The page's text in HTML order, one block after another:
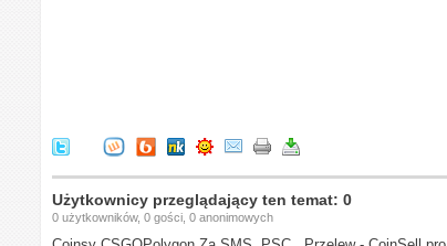
Użytkownicy przeglądający ten temat: 0
0 użytkowników, 0 gości, 0 anonimowych